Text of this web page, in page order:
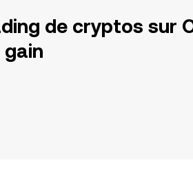
de cryptos sur